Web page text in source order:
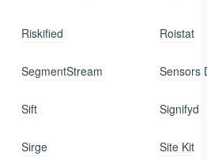
Riskified Roistat
SegmentStream Sensors
Sift Signifyd
Sirge Site Kit